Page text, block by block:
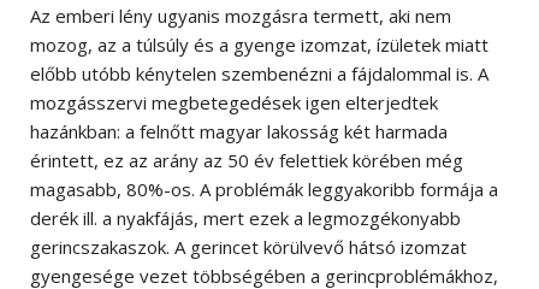
Az emberi lény ugyanis mozgásra termett, aki nem
mozog, az a túlsúly és a gyenge izomzat, ízületek miatt
előbb utóbb kénytelen szembenézni a fájdalommal is. A
mozgásszervi megbetegedések igen elterjedtek
hazánkban: a felnőtt magyar lakosság két harmada
érintett, ez az arány az 50 év felettiek körében még
magasabb, 80%-os. A problémák leggyakoribb formája a
derék ill. a nyakfájás, mert ezek a legmozgékonyabb
gerincszakaszok. A gerincet körülvevő hátsó izomzat
gyengesége vezet többségében a gerincproblémákhoz,